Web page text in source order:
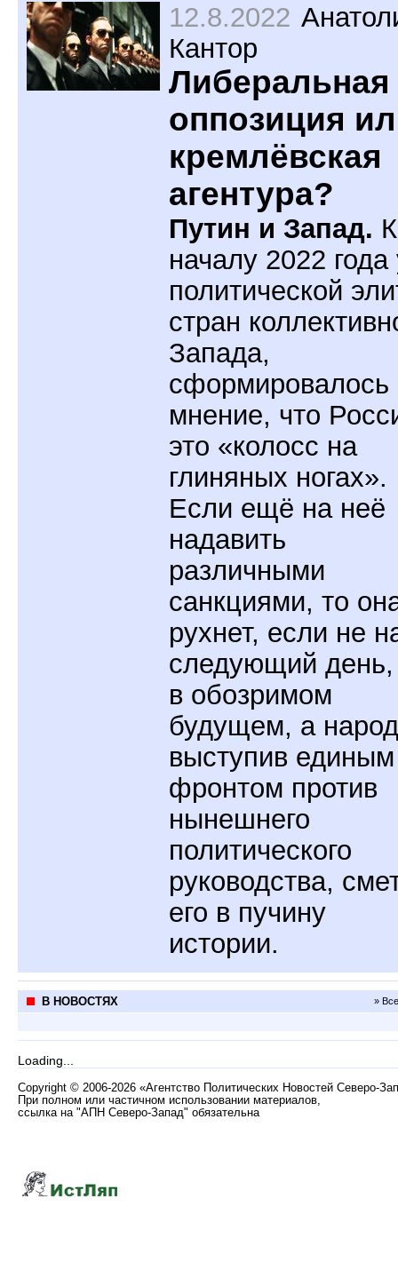
12.8.2022
Кантор
Либеральная
оппозиция
кремлёвская
агентура?
Путин и Запад. К
началу 2022 года
политической
стран
Запада,
сформировалось
мнение, что
это «колосс на
глиняных ногах».
Если ещё на неё
надавить
различными
санкциями, то
рухнет, если не
следующий день,
в обозримом
будущем, а
выступив единым
фронтом против
нынешнего
политического
руководства,
его в пучину
истории.
В НОВОСТЯХ »
Loading...
Copyright © 2006-2026 «Агентство Политических Новостей Северо-
При полном или частичном использовании материалов,
ссылка на "АПН Северо-Запад" обязательна